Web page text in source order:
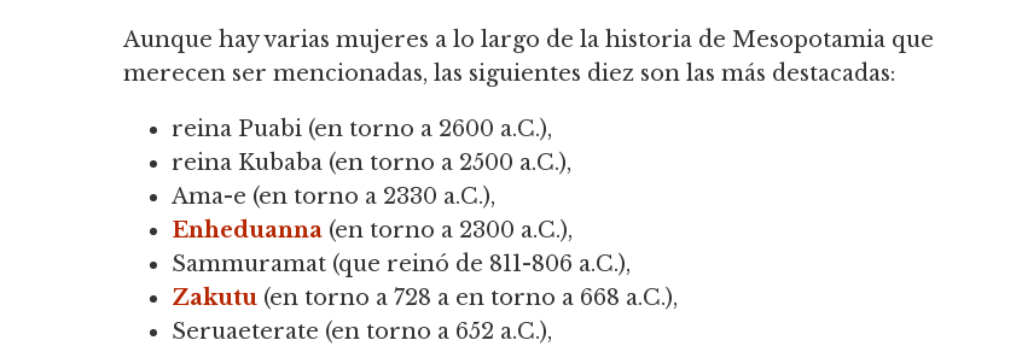
Aunque hay varias mujeres a lo largo de la historia de Mesopotamia que
merecen ser mencionadas, las siguientes diez son las más destacadas:
reina Puabi (en torno a 2600 a.C.),
reina Kubaba (en torno a 2500 a.C.),
Ama-e (en torno a 2330 a.C.),
Enheduanna (en torno a 2300 a.C.),
Sammuramat (que reinó de 811-806 a.C.),
Zakutu (en torno a 728 a en torno a 668 a.C.),
Seruaeterate (en torno a 652 a.C.),